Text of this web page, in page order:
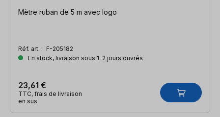
Mètre ruban de 5 m avec logo
Réf. art. : F-205182
En stock, livraison sous 1-2 jours ouvrés
23,61 €
TTC, frais de livraison
en sus